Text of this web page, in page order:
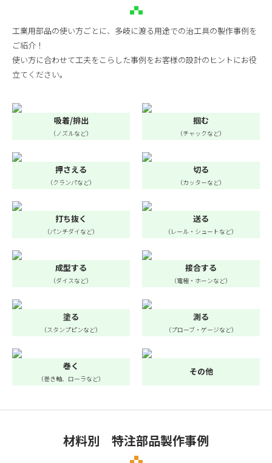
工業用部品の使い方ごとに、多岐に渡る用途での治工具の製作事例を
ご紹介！
使い方に合わせて工夫をこらした事例をお客様の設計のヒントにお役
立てください。
吸着/排出
（ノズルなど）
掴む
（チャックなど）
押さえる
（クランパなど）
切る
（カッターなど）
打ち抜く
（パンチダイなど）
送る
（レール・シュートなど）
成型する
（ダイスなど）
接合する
（電極・ホーンなど）
塗る
（スタンプピンなど）
測る
（プローブ・ゲージなど）
巻く
（巻き軸、ローラなど）
その他
材料別 特注部品製作事例